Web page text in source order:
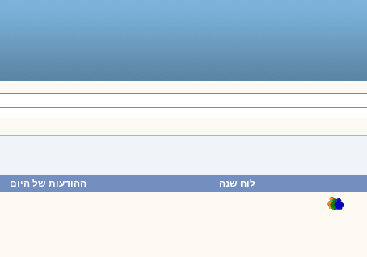
____________________________________________________
לוח שנה ההודעות של היום